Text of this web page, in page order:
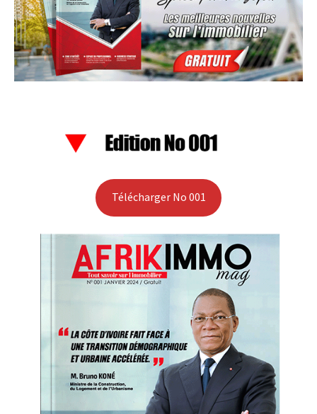
Télécharger No 001